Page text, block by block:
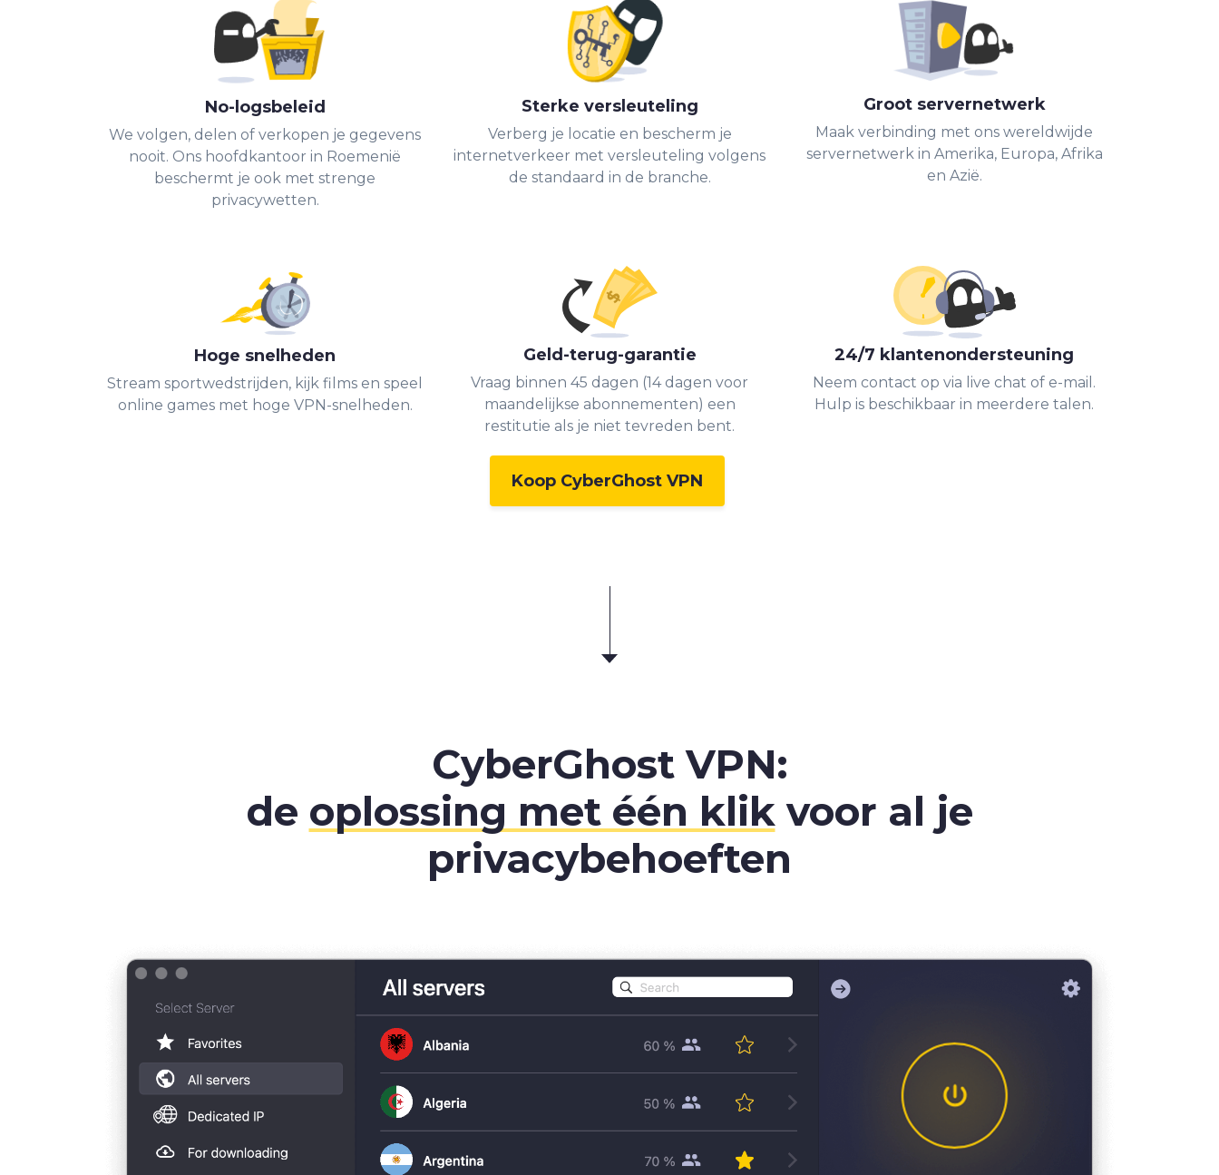
No-logsbeleid
We volgen, delen of verkopen je gegevens
nooit. Ons hoofdkantoor in Roemenië
beschermt je ook met strenge
privacywetten.
Sterke versleuteling
Verberg je locatie en bescherm je
internetverkeer met versleuteling volgens
de standaard in de branche.
Groot servernetwerk
Maak verbinding met ons wereldwijde
servernetwerk in Amerika, Europa, Afrika
en Azië.
Hoge snelheden
Stream sportwedstrijden, kijk films en speel
online games met hoge VPN-snelheden.
Geld-terug-garantie
Vraag binnen 45 dagen (14 dagen voor
maandelijkse abonnementen) een
restitutie als je niet tevreden bent.
24/7 klantenondersteuning
Neem contact op via live chat of e-mail.
Hulp is beschikbaar in meerdere talen.
Koop CyberGhost VPN
CyberGhost VPN:
de oplossing met één klikvoor al je
privacybehoeften